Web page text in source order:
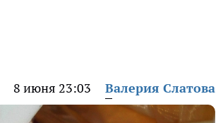
8 июня 23:03 Валерия Слатова